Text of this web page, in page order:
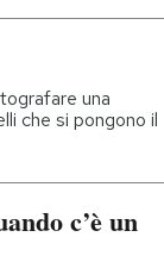
una
che si pongono il
c’è un